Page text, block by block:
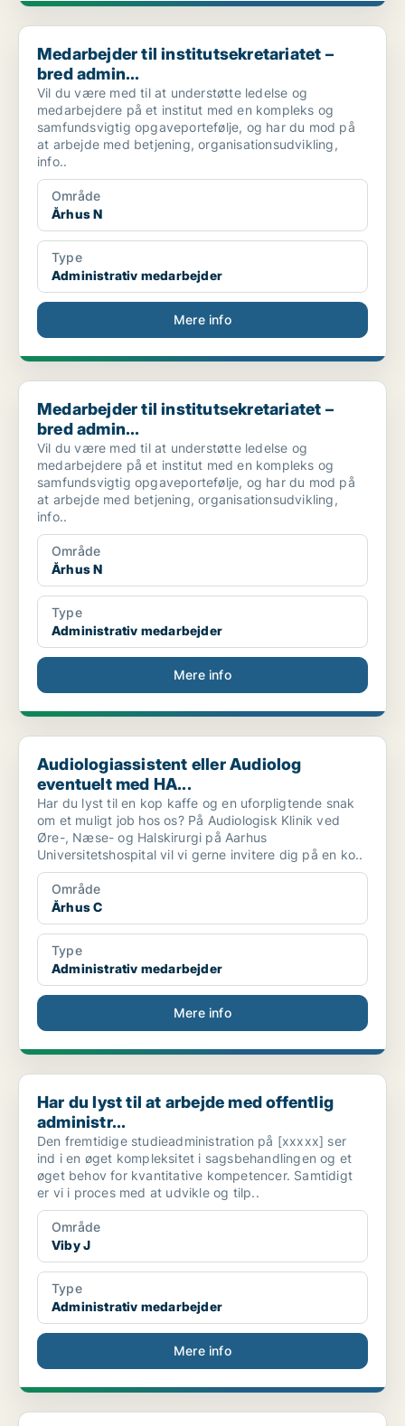
Medarbejder til institutsekretariatet – bred admin...
Medarbejder til institutsekretariatet –
bred admin...
Vil du være med til at understøtte ledelse og
medarbejdere på et institut med en kompleks og
samfundsvigtig opgaveportefølje, og har du mod på
at arbejde med betjening, organisationsudvikling,
info..
Område
Århus N
Type
Administrativ medarbejder
Mere info
Medarbejder til institutsekretariatet – bred admin...
Medarbejder til institutsekretariatet –
bred admin...
Vil du være med til at understøtte ledelse og
medarbejdere på et institut med en kompleks og
samfundsvigtig opgaveportefølje, og har du mod på
at arbejde med betjening, organisationsudvikling,
info..
Område
Århus N
Type
Administrativ medarbejder
Mere info
Audiologiassistent eller Audiolog eventuelt med HA...
Audiologiassistent eller Audiolog
eventuelt med HA...
Har du lyst til en kop kaffe og en uforpligtende snak
om et muligt job hos os? På Audiologisk Klinik ved
Øre-, Næse- og Halskirurgi på Aarhus
Universitetshospital vil vi gerne invitere dig på en ko..
Område
Århus C
Type
Administrativ medarbejder
Mere info
Har du lyst til at arbejde med offentlig administr...
Har du lyst til at arbejde med offentlig
administr...
Den fremtidige studieadministration på [xxxxx] ser
ind i en øget kompleksitet i sagsbehandlingen og et
øget behov for kvantitative kompetencer. Samtidigt
er vi i proces med at udvikle og tilp..
Område
Viby J
Type
Administrativ medarbejder
Mere info
Datainteresseret studentermedhjælper (timelønnet/t...